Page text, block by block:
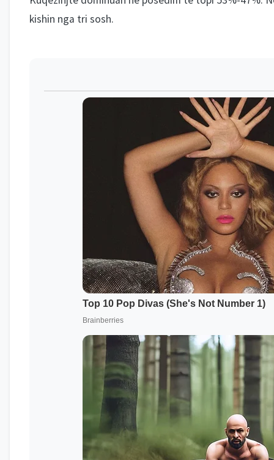
kishin nga tri sosh.